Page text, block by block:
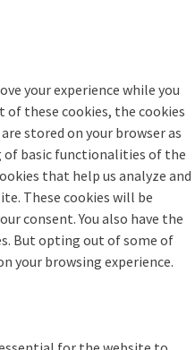
your experience while you
these cookies, the cookies
stored on your browser as
basic functionalities of the
that help us analyze and
These cookies will be
consent. You also have the
But opting out of some of
your browsing experience.